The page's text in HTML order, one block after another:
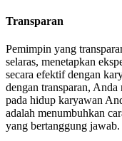
Transparan
Pemimpin yang
selaras, menetapkan
secara efektif dengan
dengan transparan,
pada hidup karyawan
adalah menumbuhkan
yang bertanggung jawab.